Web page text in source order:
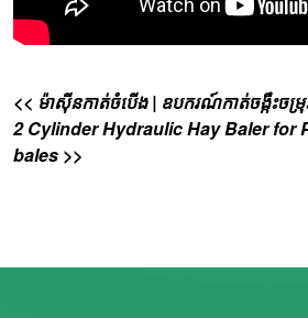
<< ម៉ាស៊ីនកាត់ចំបើង | ឧបករណ៍កាត់ចង្កឹះចម្រុ
2 Cylinder Hydraulic Hay Baler for
bales >>